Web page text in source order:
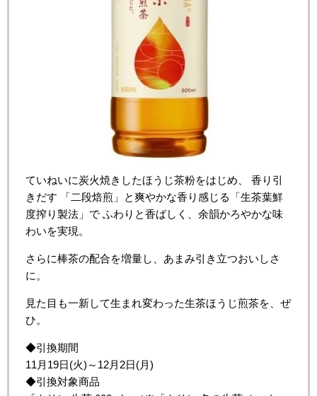
ていねいに炭火焼きしたほうじ茶粉をはじめ、 香り引
きだす 「二段焙煎」と爽やかな香り感じる「生茶葉鮮
度搾り製法」で ふわりと香ばしく、余韻かろやかな味
わいを実現。
さらに棒茶の配合を増量し、あまみ引き立つおいしさ
に。
見た目も一新して生まれ変わった生茶ほうじ煎茶を、ぜ
ひ。
◆引換期間
11月19日(火)～12月2日(月)
◆引換対象商品